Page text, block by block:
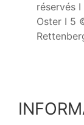
réservés
Oster I 5